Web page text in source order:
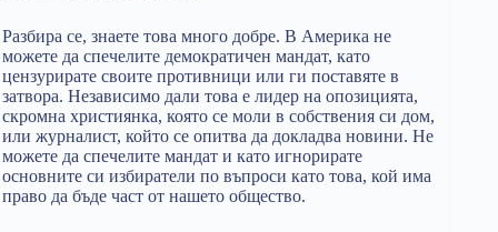
Разбира се, знаете това много добре. В Америка не
можете да спечелите демократичен мандат, като
цензурирате своите противници или ги поставяте в
затвора. Независимо дали това е лидер на опозицията,
скромна християнка, която се моли в собствения си дом,
или журналист, който се опитва да докладва новини. Не
можете да спечелите мандат и като игнорирате
основните си избиратели по въпроси като това, кой има
право да бъде част от нашето общество.